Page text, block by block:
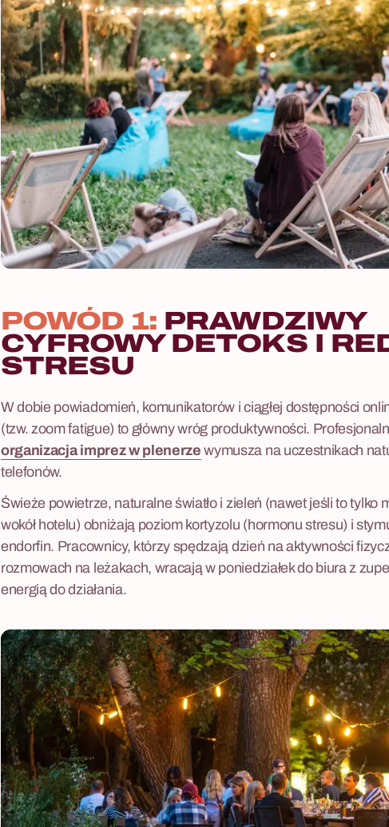
POWÓD 1: PRAWDZIWY
CYFROWY DETOKS I
STRESU
W dobie powiadomień, komunikatorów i ciągłej dostępności
(tzw. zoom fatigue) to główny wróg produktywności.
organizacja imprez w plenerze wymusza na uczestnikach
telefonów.
Świeże powietrze, naturalne światło i zieleń (nawet jeśli to tylko
wokół hotelu) obniżają poziom kortyzolu (hormonu stresu) i
endorfin. Pracownicy, którzy spędzają dzień na aktywności
rozmowach na leżakach, wracają w poniedziałek do biura z
energią do działania.